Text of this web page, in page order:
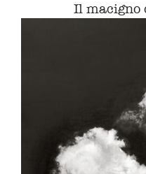
Il macigno